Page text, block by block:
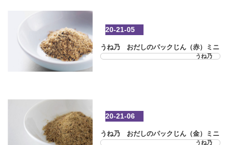
20-21-05
うね乃 おだしのパックじん（赤）ミニ
うね乃
20-21-06
うね乃 おだしのパックじん（金）ミニ
うね乃